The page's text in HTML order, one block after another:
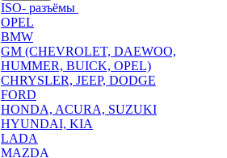
ISO- разъёмы
OPEL
BMW
GM (CHEVROLET, DAEWOO,
HUMMER, BUICK, OPEL)
CHRYSLER, JEEP, DODGE
FORD
HONDA, ACURA, SUZUKI
HYUNDAI, KIA
LADA
MAZDA